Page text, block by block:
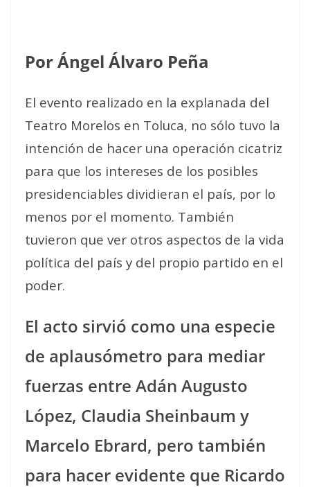
Por Ángel Álvaro Peña
El evento realizado en la explanada del
Teatro Morelos en Toluca, no sólo tuvo la
intención de hacer una operación cicatriz
para que los intereses de los posibles
presidenciables dividieran el país, por lo
menos por el momento. También
tuvieron que ver otros aspectos de la vida
política del país y del propio partido en el
poder.
El acto sirvió como una especie
de aplausómetro para mediar
fuerzas entre Adán Augusto
López, Claudia Sheinbaum y
Marcelo Ebrard, pero también
para hacer evidente que Ricardo